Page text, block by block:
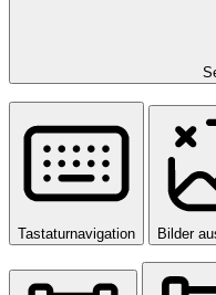
Tastaturnavigation Bilder